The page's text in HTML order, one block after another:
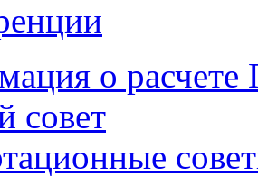
о
совет